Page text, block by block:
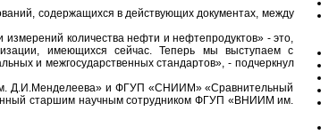
содержащихся в действующих документах, между
количества нефти и нефтепродуктов» - это,
имеющихся сейчас. Теперь мы выступаем с
и межгосударственных стандартов», - подчеркнул
Д.И.Менделеева» и ФГУП «СНИИМ» «Сравнительный
старшим научным сотрудником ФГУП «ВНИИМ им.